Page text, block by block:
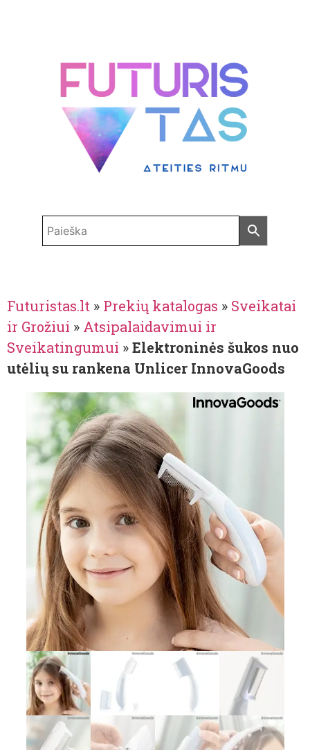
Futuristas.lt » Prekių katalogas » Sveikatai
ir Grožiui » Atsipalaidavimui ir
Sveikatingumui »Elektroninės šukos nuo
utėlių su rankena Unlicer InnovaGoods